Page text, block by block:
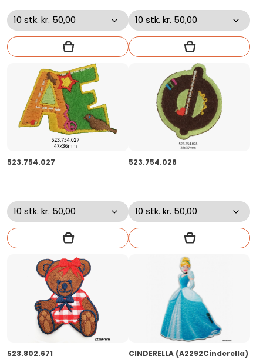
523.754.027 523.754.028
523.802.671 CINDERELLA (A2292Cinderella)